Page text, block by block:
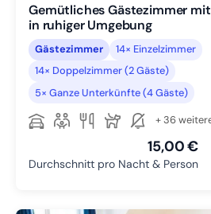
Gemütliches Gästezimmer
in ruhiger Umgebung
Gästezimmer
14× Einzelzimmer
14× Doppelzimmer (2 Gäste)
5× Ganze Unterkünfte (4 Gäste)
+ 36
15,00 €
Durchschnitt pro Nacht & Person